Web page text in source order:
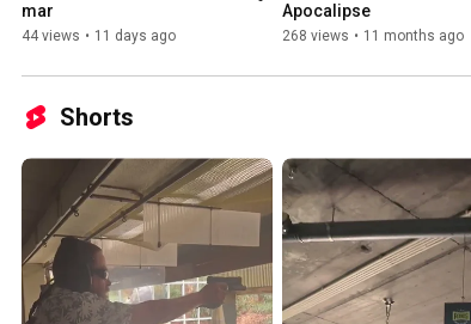
mar
44 views • 11 days ago
Apocalipse
268 views • 11 months ago
Shorts